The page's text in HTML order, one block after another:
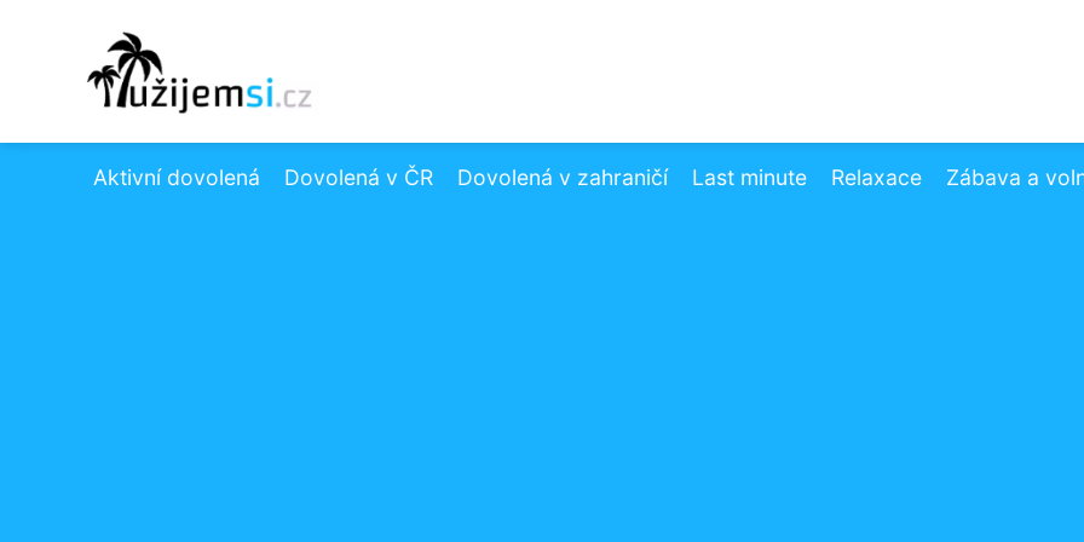
Aktivní dovolená Dovolená v ČR Dovolená v zahraničí Last minute Relaxace Zábava a